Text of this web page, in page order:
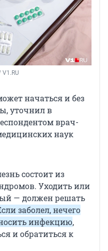
начаться и без
уточнил в
врач-
наук
состоит из
Уходить или
— должен решать
заболел, нечего
инфекцию,
и обратиться к